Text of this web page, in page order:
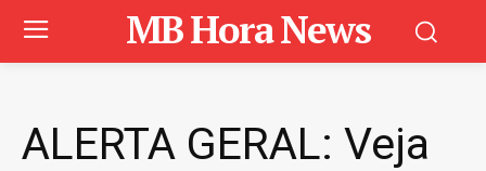
MB Hora News
ALERTA GERAL: Veja